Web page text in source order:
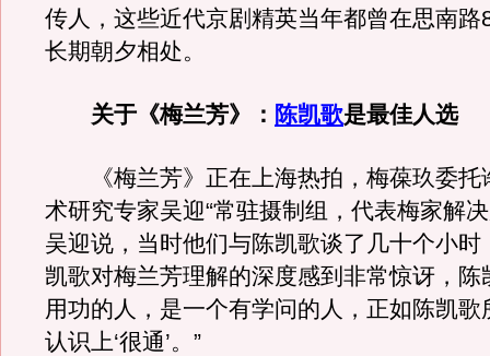
传人，这些近代京剧精英当年都曾在思南路
长期朝夕相处。
关于《梅兰芳》： 陈凯歌是最佳人选
《梅兰芳》正在上海热拍，梅葆玖委托
术研究专家吴迎“常驻摄制组，代表梅家解
吴迎说，当时他们与陈凯歌谈了几十个小时
凯歌对梅兰芳理解的深度感到非常惊讶，陈
用功的人，是一个有学问的人，正如陈凯歌
认识上‘很通’。”